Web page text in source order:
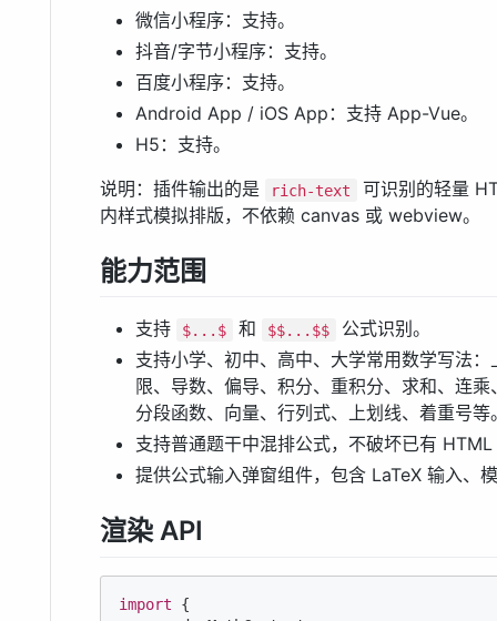
微信小程序：支持。
抖音/字节小程序：支持。
百度小程序：支持。
Android App / iOS App：支持 App-Vue。
H5：支持。
说明：插件输出的是
rich-text
可识别的轻量
内样式模拟排版，不依赖 canvas 或 webview。
能力范围
支持 $...$ 和 $$...$$
公式识别。
支持小学、初中、高中、大学常用数学写法
限、导数、偏导、积分、重积分、求和、连
分段函数、向量、行列式、上划线、着重号等
支持普通题干中混排公式，不破坏已有
提供公式输入弹窗组件，包含 LaTeX 输入、
渲染 API
import {